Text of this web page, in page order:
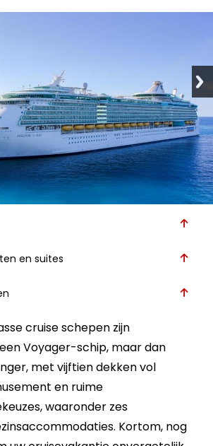
en suites
cruise schepen zijn
Voyager-schip, maar dan
met vijftien dekken vol
en ruime
waaronder zes
Kortom, nog